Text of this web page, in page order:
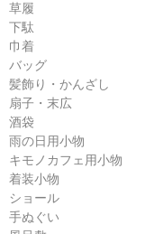
草履
下駄
巾着
バッグ
髪飾り・かんざし
扇子・末広
酒袋
雨の日用小物
キモノカフェ用小物
着装小物
ショール
手ぬぐい